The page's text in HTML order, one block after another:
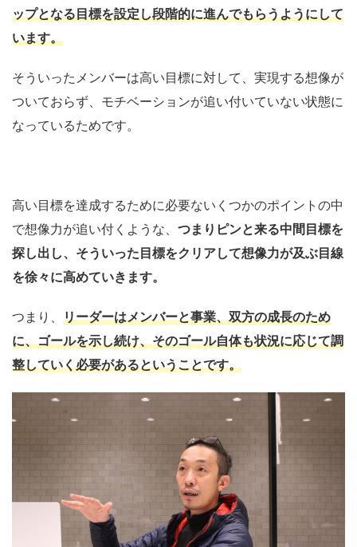
ップとなる目標を設定し段階的に進んでもらうようにして
います。
そういったメンバーは高い目標に対して、実現する想像が
ついておらず、モチベーションが追い付いていない状態に
なっているためです。
高い目標を達成するために必要ないくつかのポイントの中
で想像力が追い付くような、 つまりピンと来る中間目標を
探し出し、そういった目標をクリアして想像力が及ぶ目線
を徐々に高めていきます。
つまり、 リーダーはメンバーと事業、双方の成長のため
に、ゴールを示し続け、そのゴール自体も状況に応じて調
整していく必要があるということです。